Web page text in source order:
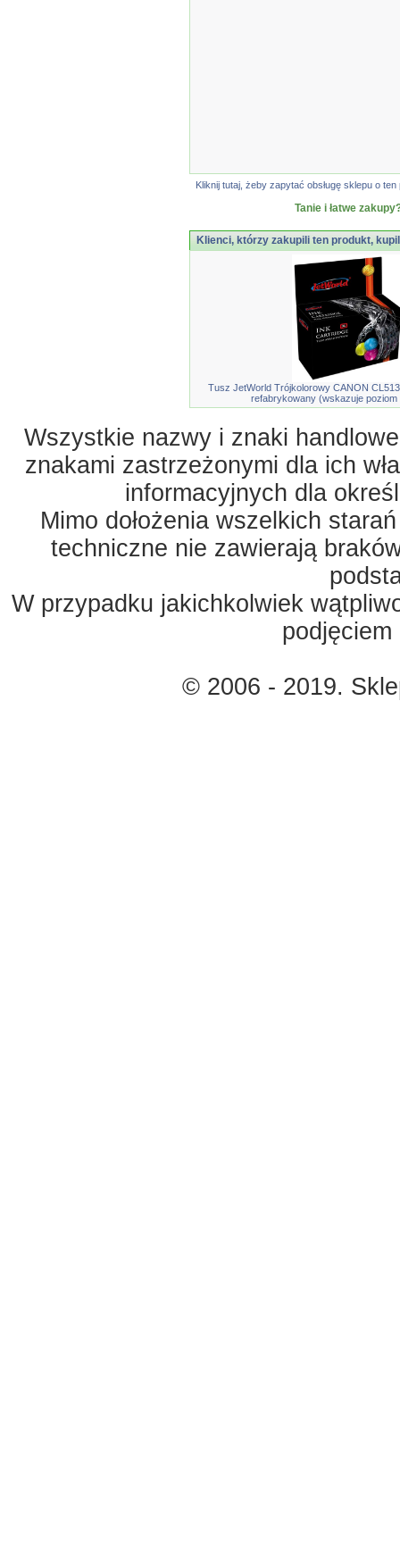
Kliknij tutaj, żeby zapytać obsługę sklepu o
Tanie i łatwe
Klienci, którzy zakupili ten produkt,
Tusz JetWorld Trójkolorowy CANON
refabrykowany (wskazuje poziom
Wszystkie nazwy i znaki
znakami zastrzeżonymi dla ich
informacyjnych dla
Mimo dołożenia wszelkich
techniczne nie zawierają
W przypadku jakichkolwiek
© 2006 - 2019.